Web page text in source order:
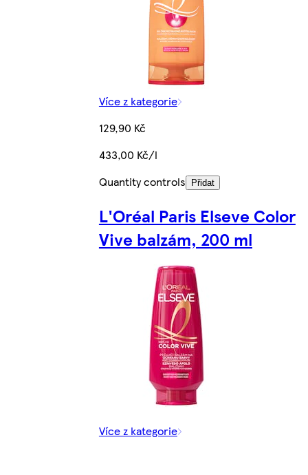
Více z kategorie
129,90 Kč
433,00 Kč/l
Quantity controls
Přidat
L'Oréal Paris Elseve Color
Vive balzám, 200 ml
Více z kategorie